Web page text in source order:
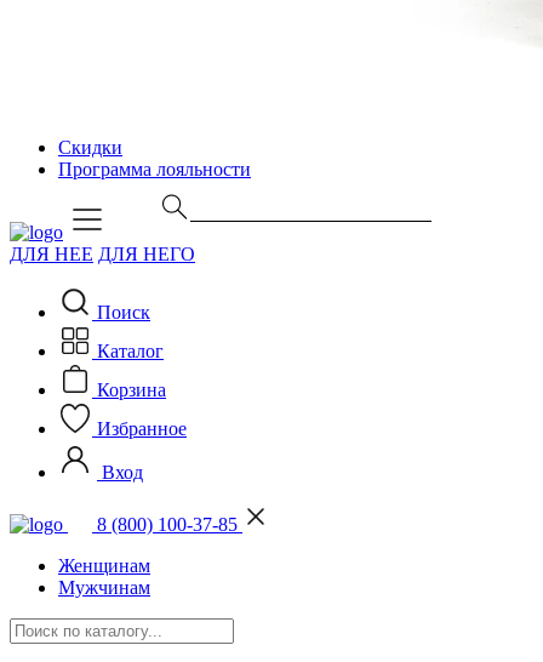
Скидки
Программа лояльности
ДЛЯ НЕЕ ДЛЯ НЕГО
Поиск
Каталог
Корзина
Избранное
Вход
8 (800) 100-37-85
Женщинам
Мужчинам